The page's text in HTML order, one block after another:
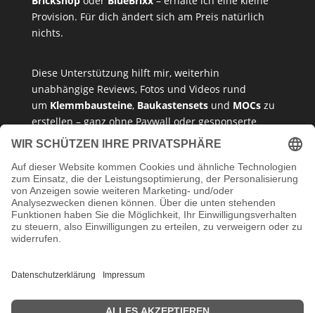
Provision. Für dich ändert sich am Preis natürlich
nichts.
Diese Unterstützung hilft mir, weiterhin
unabhängige Reviews, Fotos und Videos rund
um Klemmbausteine, Baukastensetsund MOCszu
erstellen – ganz ohne Paywall oder gesponserte
Meinung. Ich empfehle nur Produkte, die ich selbst
vertreten kann.
Danke, dass du mein Klemmbaustein-Herz unterstützt!